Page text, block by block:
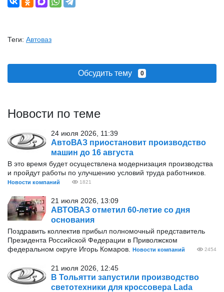
Теги: Автоваз
Обсудить тему 0
Новости по теме
24 июля 2026, 11:39
АвтоВАЗ приостановит производство
машин до 16 августа
В это время будет осуществлена модернизация производства
и пройдут работы по улучшению условий труда работников.
Новости компаний 1821
21 июля 2026, 13:09
АВТОВАЗ отметил 60-летие со дня
основания
Поздравить коллектив прибыл полномочный представитель
Президента Российской Федерации в Приволжском
федеральном округе Игорь Комаров.
Новости компаний 2454
21 июля 2026, 12:45
В Тольятти запустили производство
светотехники для кроссовера Lada